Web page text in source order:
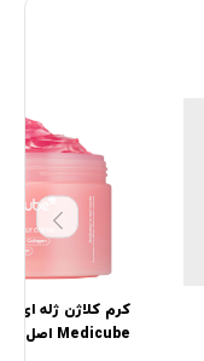
کرم کلاژن ژله ای
Medicube اصل کره جنوبی